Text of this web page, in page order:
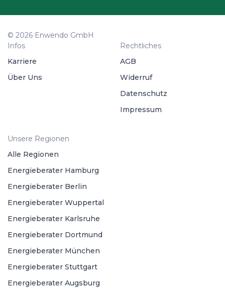
© 2026 Enwendo GmbH
Infos
Karriere
Über Uns
Rechtliches
AGB
Widerruf
Datenschutz
Impressum
Unsere Regionen
Alle Regionen
Energieberater Hamburg
Energieberater Berlin
Energieberater Wuppertal
Energieberater Karlsruhe
Energieberater Dortmund
Energieberater München
Energieberater Stuttgart
Energieberater Augsburg